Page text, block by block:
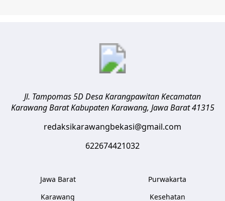
Jl. Tampomas 5D Desa Karangpawitan Kecamatan
Karawang Barat Kabupaten Karawang, Jawa Barat 41315
redaksikarawangbekasi@gmail.com
622674421032
Jawa Barat
Karawang
Purwakarta
Kesehatan